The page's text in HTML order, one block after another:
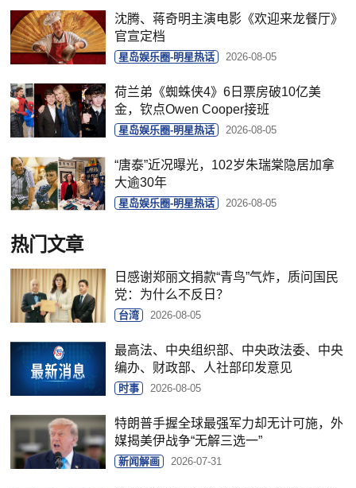
沈腾、蒋奇明主演电影《欢迎来龙餐厅》
官宣定档
星岛娱乐圈-明星热话 2026-08-05
荷兰弟《蜘蛛侠4》6日票房破10亿美
金，钦点Owen Cooper接班
星岛娱乐圈-明星热话 2026-08-05
“唐泰”近况曝光，102岁朱瑞棠隐居加拿
大逾30年
星岛娱乐圈-明星热话 2026-08-05
热门文章
日感谢郑丽文捐款“青鸟”气炸，质问国民
党：为什么不反日？
台湾 2026-08-05
最高法、中央组织部、中央政法委、中央
编办、财政部、人社部印发意见
时事 2026-08-05
特朗普手握全球最强军力却无计可施，外
媒揭美伊战争“无解三选一”
新闻解画 2026-07-31